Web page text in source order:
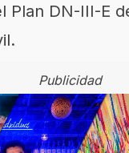
Plan DN-III-E
Publicidad